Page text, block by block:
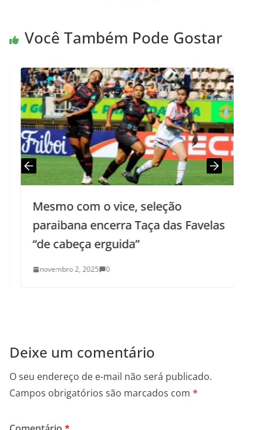
Você Também Pode Gostar
Mesmo com o vice, seleção
paraibana encerra Taça das Favelas
“de cabeça erguida”
novembro 2, 2025 0
Deixe um comentário
O seu endereço de e-mail não será publicado.
Campos obrigatórios são marcados com *